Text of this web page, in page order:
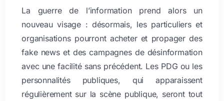
La guerre de l’information prend alors un
nouveau visage : désormais, les particuliers et
organisations pourront acheter et propager des
fake news et des campagnes de désinformation
avec une facilité sans précédent. Les PDG ou les
personnalités publiques, qui apparaissent
régulièrement sur la scène publique, seront tout